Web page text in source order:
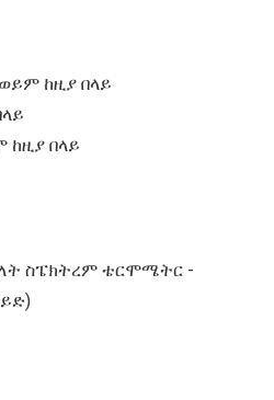
ከዚያ በላይ
ከዚያ በላይ
ስፔክትረም ቴርሞሜትር -